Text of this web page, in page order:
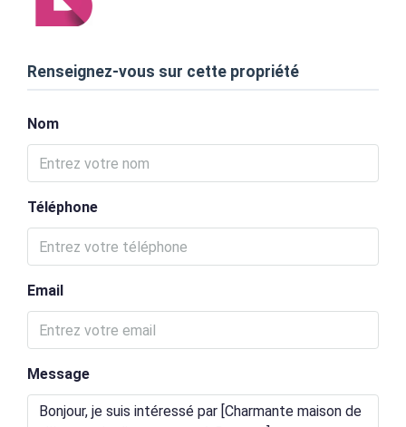
Renseignez-vous sur cette propriété
Nom
Téléphone
Email
Message